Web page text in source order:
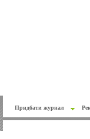
Придбати журнал